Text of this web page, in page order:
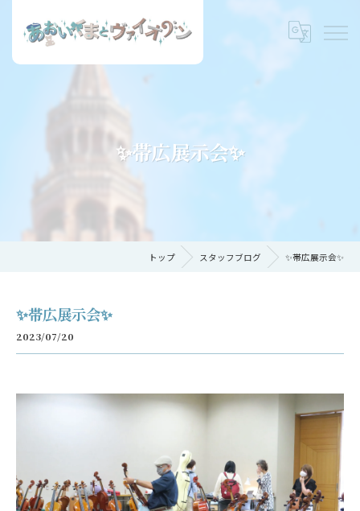
✨帯広展示会✨
トップ スタッフブログ ✨帯広展示会✨
✨帯広展示会✨
2023/07/20